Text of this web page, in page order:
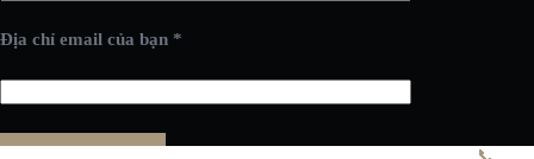
Địa chỉ email của bạn *